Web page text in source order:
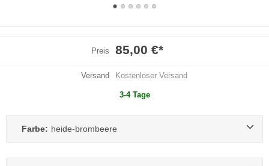
Preis 85,00 €*
Versand Kostenloser Versand
3-4 Tage
Farbe: heide-brombeere